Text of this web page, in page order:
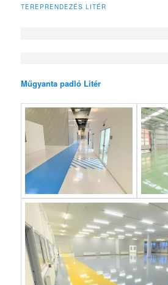
TEREPRENDEZÉS LITÉR
Műgyanta padló Litér